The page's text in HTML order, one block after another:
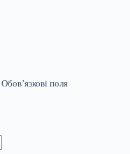
Обов’язкові поля